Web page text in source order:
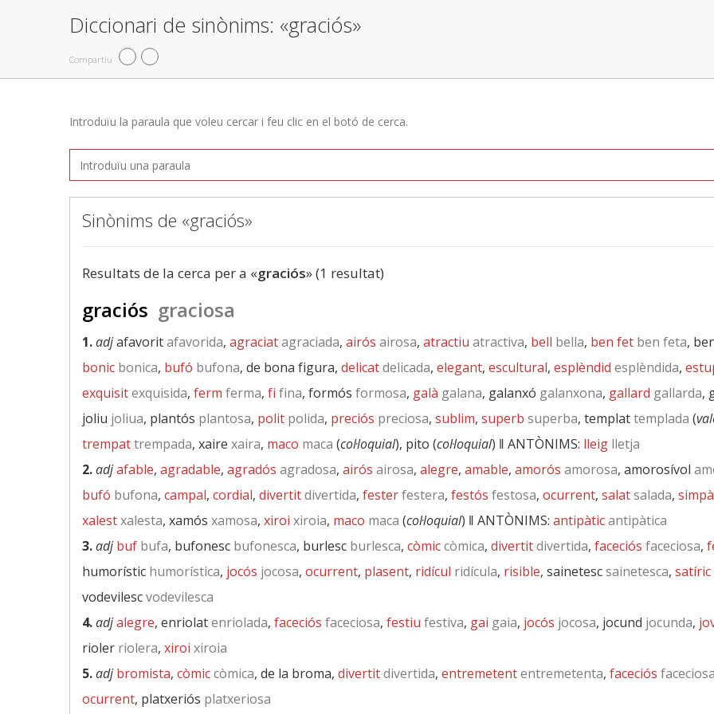
Diccionari de sinònims: «graciós»
Compartiu
Introduïu la paraula que voleu cercar i feu clic en el botó de cerca.
Sinònims de «graciós»
Resultats de la cerca per a «graciós» (1 resultat)
graciós graciosa
1.adjafavoritafavorida, agraciatagraciada, airós airosa, atractiu atractiva, bell bella, ben fet ben feta,
bonic bonica, bufó bufona, de bona figura, delicatdelicada, elegant, escultural, esplèndid esplèndida,
exquisitexquisida, ferm ferma, fi fina, formós formosa, galà galana, galanxó galanxona, gallard gallarda,
joliu joliua, plantós plantosa, polit polida, preciós preciosa, sublim, superb superba, templattemplada (
trempattrempada, xaire xaira, maco maca (col·loquial), pito (col·loquial) ‖ ANTÒNIMS: lleig lletja
2.adjafable, agradable, agradós agradosa, airós airosa, alegre, amable, amorós amorosa, amorosívol
bufó bufona, campal, cordial, divertitdivertida, festerfestera, festós festosa, ocurrent, salatsalada,
xalestxalesta, xamós xamosa, xiroi xiroia, maco maca (col·loquial) ‖ ANTÒNIMS: antipàticantipàtica
3.adj buf bufa, bufonesc bufonesca, burlesc burlesca, còmiccòmica, divertitdivertida, faceciós faceciosa,
humorístic humorística, jocós jocosa, ocurrent, plasent, ridícul ridícula, risible, sainetescsainetesca, satíric
vodevilescvodevilesca
4.adjalegre, enriolatenriolada, faceciós faceciosa, festiu festiva, gai gaia, jocós jocosa, jocund jocunda,
rioler riolera, xiroi xiroia
5.adj bromista, còmiccòmica, de la broma, divertitdivertida, entremetententremetenta, faceciós
ocurrent, platxeriós platxeriosa